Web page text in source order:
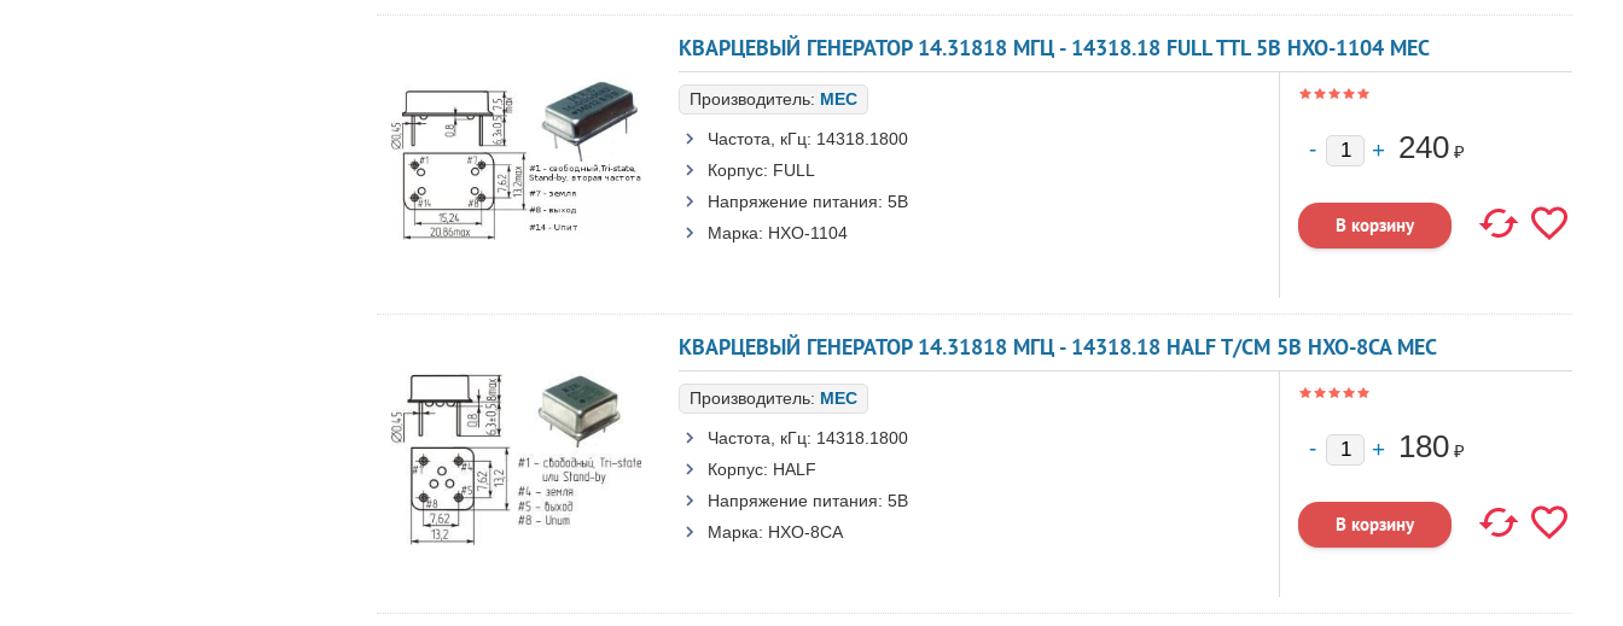
КВАРЦЕВЫЙ ГЕНЕРАТОР 14.31818 МГЦ - 14318.18 FULL TTL 5В HXO-1104 MEC
Производитель: MEC
Частота, кГц: 14318.1800
Корпус: FULL
Напряжение питания: 5В
Марка: HXO-1104
240 ₽
КВАРЦЕВЫЙ ГЕНЕРАТОР 14.31818 МГЦ - 14318.18 HALF T/CM 5В HXO-8CA MEC
Производитель: MEC
Частота, кГц: 14318.1800
Корпус: HALF
Напряжение питания: 5В
Марка: HXO-8CA
180 ₽